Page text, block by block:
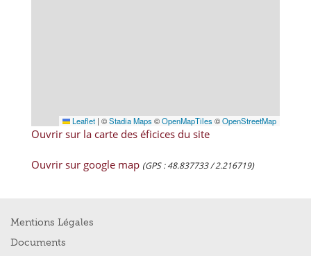
Leaflet | ©Stadia Maps ©OpenMapTiles ©OpenStreetMap
Ouvrir sur la carte des éficices du site
Ouvrir sur google map (GPS : 48.837733 / 2.216719)
Mentions Légales
Documents